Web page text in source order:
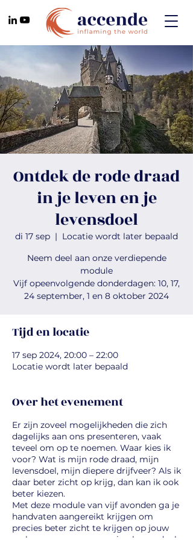
Ontdek de rode draad
in je leven en je
levensdoel
di 17 sep
  |
Locatie wordt later bepaald
Neem deel aan onze verdiepende
module
Vijf opeenvolgende donderdagen: 10, 17,
24 september, 1 en 8 oktober 2024
Tijd en locatie
17 sep 2024, 20:00 – 22:00
Locatie wordt later bepaald
Over het evenement
Er zijn zoveel mogelijkheden die zich
dagelijks aan ons presenteren, vaak
teveel om op te noemen. Waar kies ik
voor? Wat is mijn rode draad, mijn
levensdoel, mijn diepere drijfveer? Als ik
daar beter zicht op krijg, dan kan ik ook
beter kiezen.
Met deze module van vijf avonden ga je
handvaten aangereikt krijgen om
precies beter zicht te krijgen op jouw